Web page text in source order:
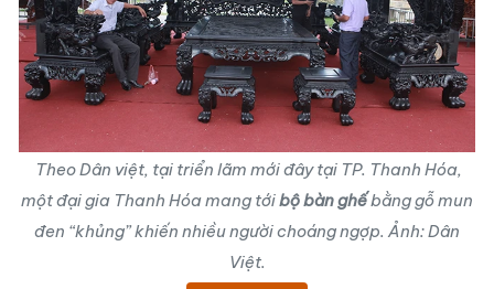
Theo Dân việt, tại triển lãm mới đây tại TP. Thanh Hóa,
một đại gia Thanh Hóa mang tớibộ bàn ghếbằng gỗ mun
đen “khủng” khiến nhiều người choáng ngợp. Ảnh: Dân
Việt.